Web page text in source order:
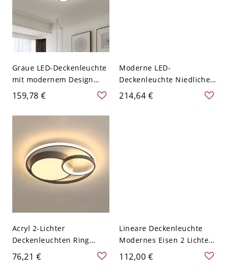
Graue LED-Deckenleuchte
mit modernem Design
und Acrylschirm für den
Quadrat
159,78 €
Moderne LED-
Deckenleuchte Niedliche
Tiere mit Acrylschirm für
214,64 €
Acryl 2-Lichter
Deckenleuchten Ring
Moderner Stil Flush
Mount Deckenlampen -
76,21 €
Lineare Deckenleuchte
Modernes Eisen 2 Lichter
Wohnzimmer Flush Licht -
Grau 110V-120V
112,00 €